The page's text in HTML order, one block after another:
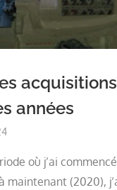
années
où j’ai
maintenant (2020),